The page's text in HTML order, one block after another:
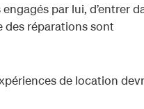
par lui, d’entrer
des réparations sont
de location